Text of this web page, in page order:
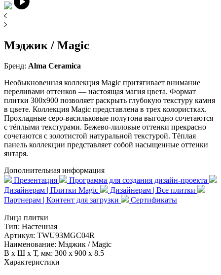
Мэджик / Magic
Бренд: Alma Ceramica
Необыкновенная коллекция Magic притягивает внимание
переливами оттенков — настоящая магия цвета. Формат
плитки 300x900 позволяет раскрыть глубокую текстуру камня
в цвете. Коллекция Magic представлена в трех колористках.
Прохладные серо-васильковые полутона выгодно сочетаются
с тёплыми текстурами. Бежево-лиловые оттенки прекрасно
сочетаются с золотистой натуральной текстурой. Тёплая
панель коллекции представляет собой насыщенные оттенки
янтаря.
Дополнительная информация
Презентация
Программа для создания дизайн-проекта
Дизайнерам | Плитки Magic
Дизайнерам | Все плитки
Партнерам | Контент для загрузки
Сертификаты
Лица плитки
Тип: Настенная
Артикул: TWU93MGC04R
Наименование: Мэджик / Magic
В x Ш x Т, мм: 300 x 900 x 8.5
Характеристики